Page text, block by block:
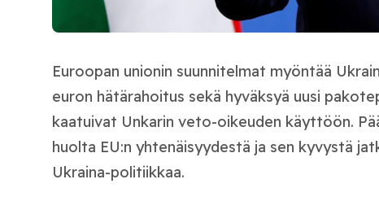
Euroopan unionin suunnitelmat myöntää
euron hätärahoitus sekä hyväksyä uusi
kaatuivat Unkarin veto-oikeuden käyttöön.
huolta EU:n yhtenäisyydestä ja sen kyvystä
Ukraina-politiikkaa.